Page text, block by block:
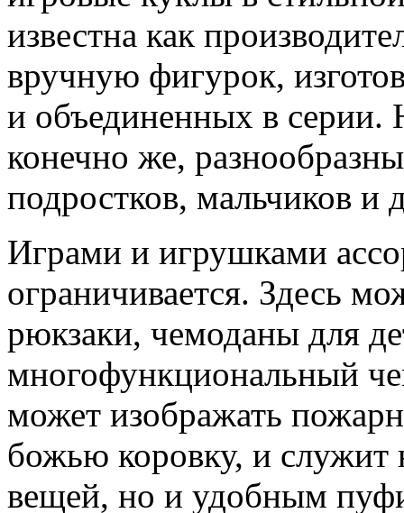
известна как
вручную фигурок,
и объединенных в серии.
конечно же,
подростков, мальчиков и
Играми и игрушками
ограничивается. Здесь
рюкзаки, чемоданы для
многофункциональный
может изображать
божью коровку, и служит
вещей, но и удобным